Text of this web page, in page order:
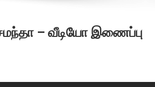
சமந்தா – வீடியோ இணைப்பு